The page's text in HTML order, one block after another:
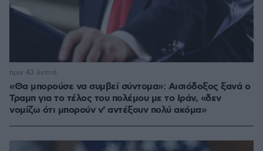
«Θα μπορούσε να συμβεί σύντομα»: Αισιόδοξος ξανά ο
Τραμπ για το τέλος του πολέμου με το Ιράν, «δεν
νομίζω ότι μπορούν ν' αντέξουν πολύ ακόμα»
πριν 43 λεπτά